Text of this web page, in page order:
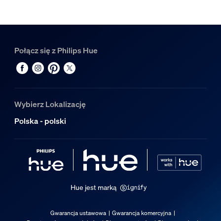
Wbudowane źródło światła LED
Tak
Doskonale tworzy nastrój
Tak
Możliwość aktualizacji z mostkiem Philips Hue
Tak
Właściwości światła
Temperatura barwowa
Połącz się z Philips Hue
Wybierz Lokalizację
Polska - polski
Hue jest marką
Gwarancja ustawowa
Gwarancja komercyjna